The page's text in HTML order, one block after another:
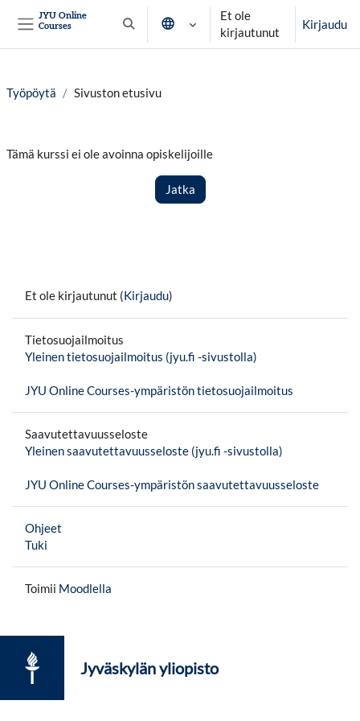
JYU Online
Courses
Vaihda hakusyöttöä
Et ole
kirjautunut
Kirjaudu
Työpöytä Sivuston etusivu
Tämä kurssi ei ole avoinna opiskelijoille
Jatka
Et ole kirjautunut (Kirjaudu)
Tietosuojailmoitus
Yleinen tietosuojailmoitus (jyu.fi -sivustolla)
JYU Online Courses-ympäristön tietosuojailmoitus
Saavutettavuusseloste
Yleinen saavutettavuusseloste (jyu.fi -sivustolla)
JYU Online Courses-ympäristön saavutettavuusseloste
Ohjeet
Tuki
Toimii Moodlella
Jyväskylän yliopisto